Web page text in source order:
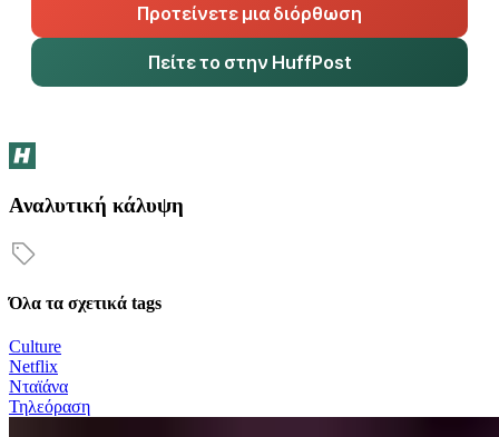
Προτείνετε μια διόρθωση
Πείτε το στην HuffPost
Αναλυτική κάλυψη
Όλα τα σχετικά tags
Culture
Netflix
Νταϊάνα
Τηλεόραση